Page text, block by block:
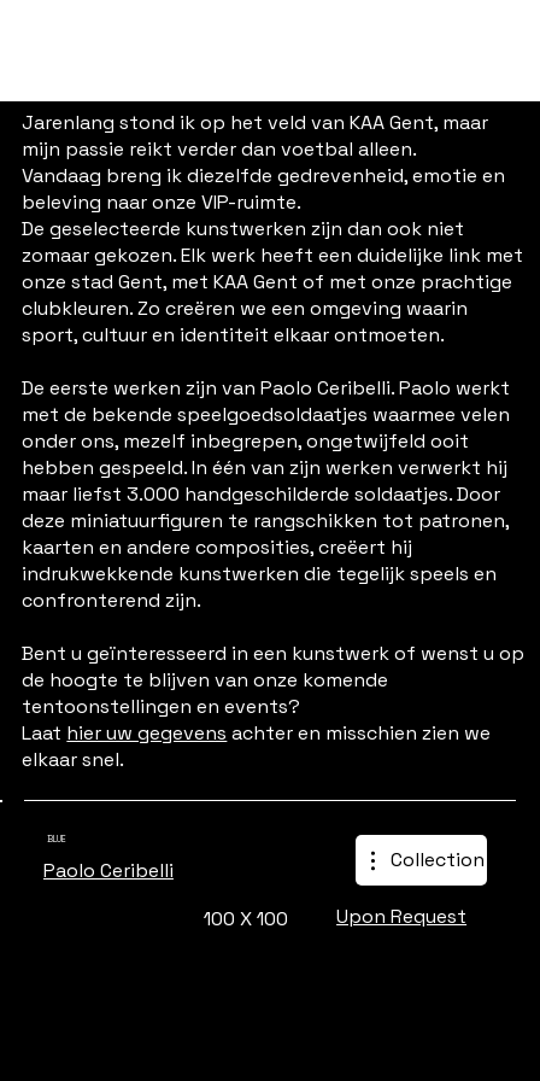
Jarenlang stond ik op het veld van KAA Gent, maar
mijn passie reikt verder dan voetbal alleen.
Vandaag breng ik diezelfde gedrevenheid, emotie en
beleving naar onze VIP-ruimte.
De geselecteerde kunstwerken zijn dan ook niet
zomaar gekozen. Elk werk heeft een duidelijke link met
onze stad Gent, met KAA Gent of met onze prachtige
clubkleuren. Zo creëren we een omgeving waarin
sport, cultuur en identiteit elkaar ontmoeten.
De eerste werken zijn van Paolo Ceribelli. Paolo werkt
met de bekende speelgoedsoldaatjes waarmee velen
onder ons, mezelf inbegrepen, ongetwijfeld ooit
hebben gespeeld. In één van zijn werken verwerkt hij
maar liefst 3.000 handgeschilderde soldaatjes. Door
deze miniatuurfiguren te rangschikken tot patronen,
kaarten en andere composities, creëert hij
indrukwekkende kunstwerken die tegelijk speels en
confronterend zijn.
Bent u geïnteresseerd in een kunstwerk of wenst u op
de hoogte te blijven van onze komende
tentoonstellingen en events?
Laat hier uw gegevens achter en misschien zien we
elkaar snel.
BLUE
Paolo Ceribelli
100 X 100
Collection
Upon Request